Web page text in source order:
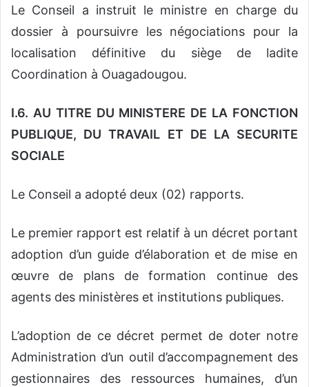
Le Conseil a instruit le ministre en charge du
dossier à poursuivre les négociations pour la
localisation définitive du siège de ladite
Coordination à Ouagadougou.
I.6. AU TITRE DU MINISTERE DE LA FONCTION
PUBLIQUE, DU TRAVAIL ET DE LA SECURITE
SOCIALE
Le Conseil a adopté deux (02) rapports.
Le premier rapport est relatif à un décret portant
adoption d’un guide d’élaboration et de mise en
œuvre de plans de formation continue des
agents des ministères et institutions publiques.
L’adoption de ce décret permet de doter notre
Administration d’un outil d’accompagnement des
gestionnaires des ressources humaines, d’un